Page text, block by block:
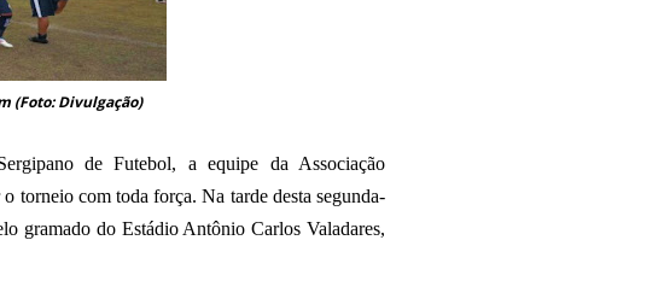
(Foto: Divulgação)
de Futebol, a equipe da Associação
torneio com toda força. Na tarde desta segunda-
gramado do Estádio Antônio Carlos Valadares,